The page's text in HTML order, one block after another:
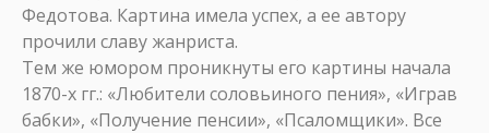
Федотова. Картина имела успех, а ее автору
прочили славу жанриста.
Тем же юмором проникнуты его картины начала
1870-х гг.: «Любители соловьиного пения», «Играв
бабки», «Получение пенсии», «Псаломщики». Все